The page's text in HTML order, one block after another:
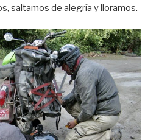
saltamos de alegría y lloramos.